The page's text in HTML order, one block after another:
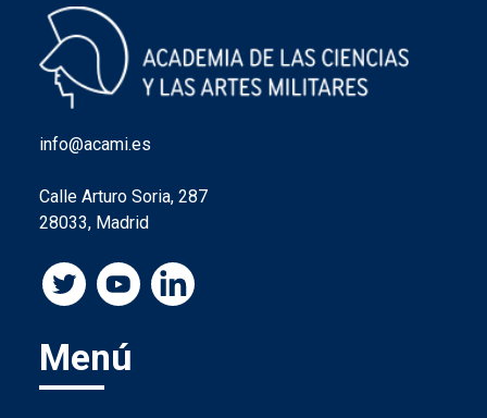
info@acami.es
Calle Arturo Soria, 287
28033, Madrid
Menú